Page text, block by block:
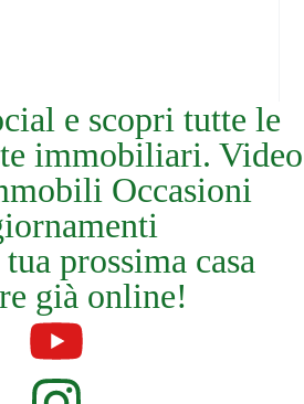
e scopri tutte le
immobiliari. Video
Occasioni
prossima casa
già online!